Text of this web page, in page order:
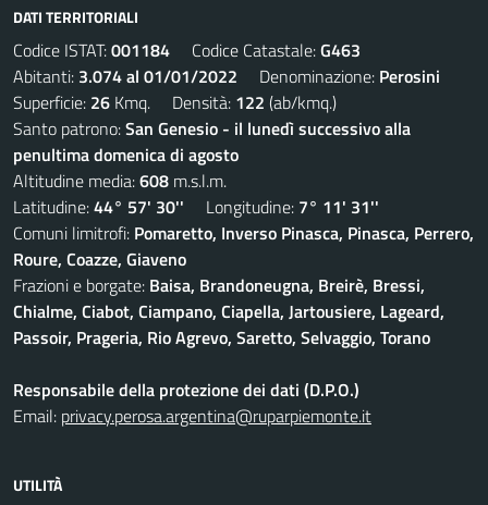
DATI TERRITORIALI
Codice ISTAT:001184 Codice Catastale:G463
Abitanti: 3.074 al 01/01/2022 Denominazione: Perosini
Superficie: 26 Kmq. Densità: 122 (ab/kmq.)
Santo patrono:San Genesio - il lunedì successivo alla
penultima domenica di agosto
Altitudine media:608 m.s.l.m.
Latitudine:44° 57' 30'' Longitudine: 7° 11' 31''
Comuni limitrofi: Pomaretto, Inverso Pinasca, Pinasca, Perrero,
Roure, Coazze, Giaveno
Frazioni e borgate: Baisa, Brandoneugna, Breirè, Bressi,
Chialme, Ciabot, Ciampano, Ciapella, Jartousiere, Lageard,
Passoir, Prageria, Rio Agrevo, Saretto, Selvaggio, Torano
Responsabile della protezione dei dati (D.P.O.)
Email: privacy.perosa.argentina@ruparpiemonte.it
UTILITÀ